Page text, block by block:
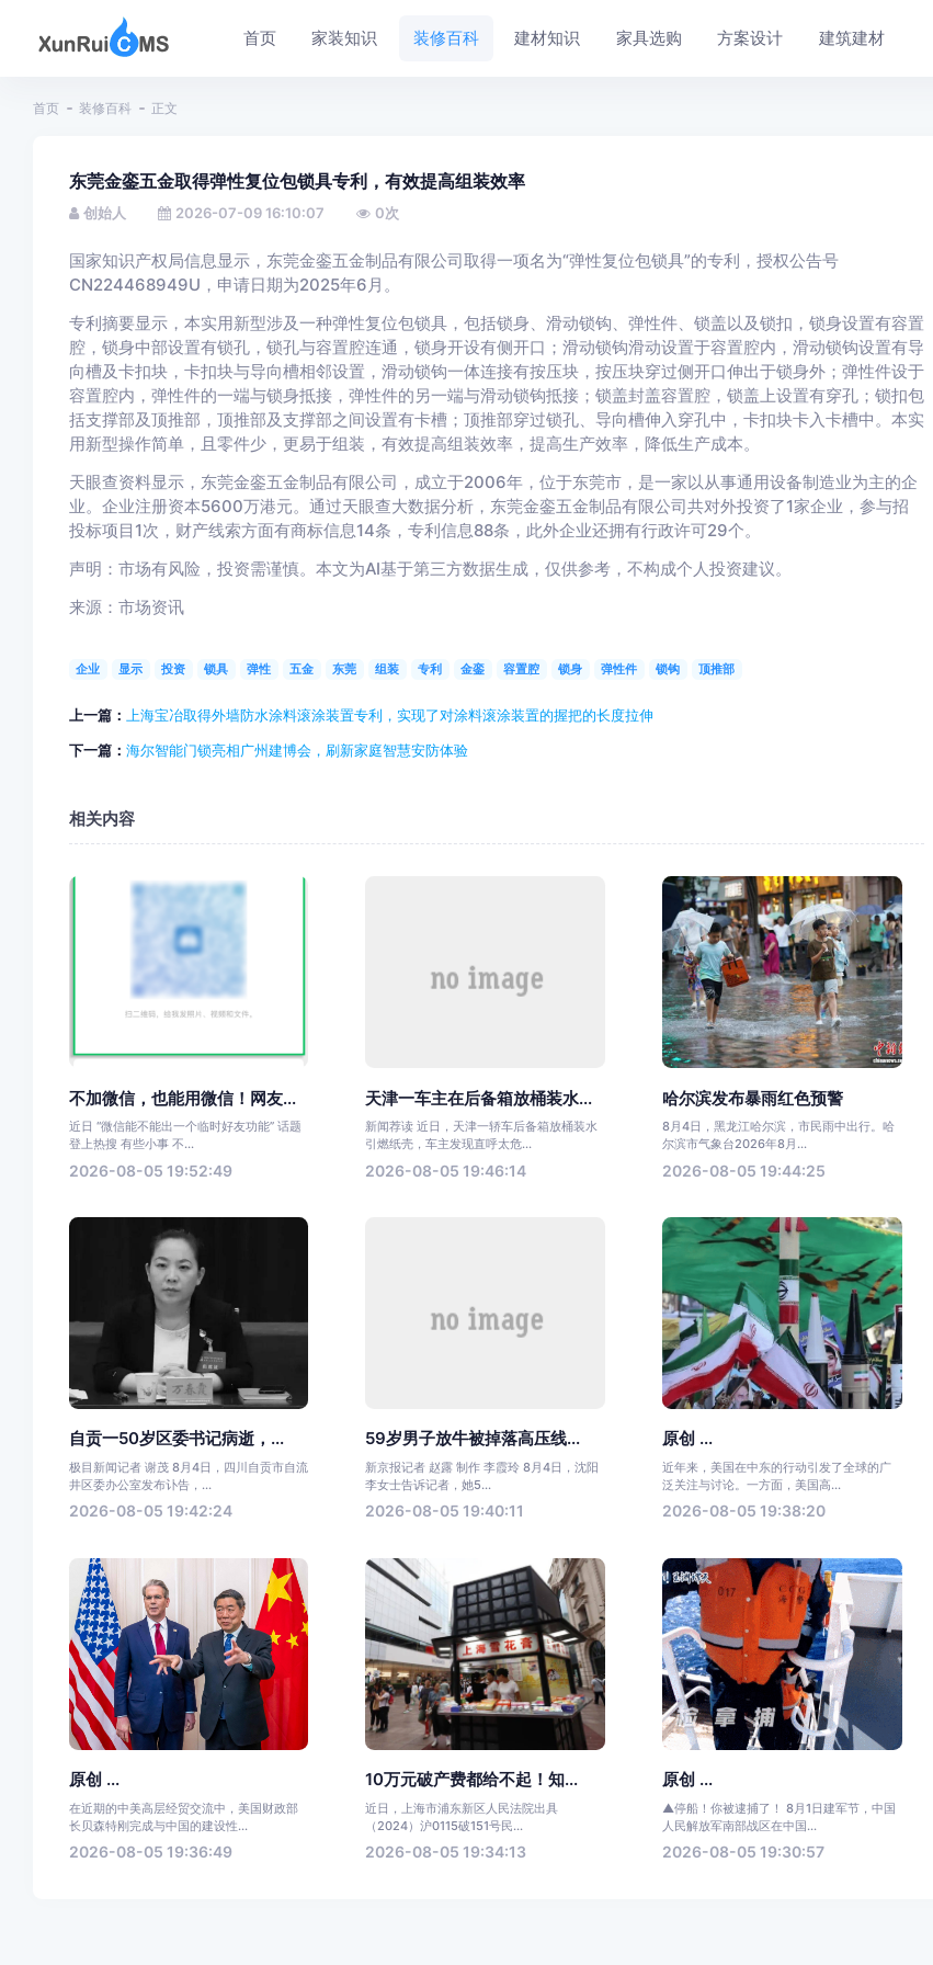
首页 家装知识 装修百科 建材知识 家具选购 方案设计 建筑建材
首页 装修百科 正文
东莞金銮五金取得弹性复位包锁具专利，有效提高组装效率
创始人 2026-07-09 16:10:07 0次
国家知识产权局信息显示，东莞金銮五金制品有限公司取得一项名为“弹性复位包锁具”的专利，授权公告号
CN224468949U，申请日期为2025年6月。
专利摘要显示，本实用新型涉及一种弹性复位包锁具，包括锁身、滑动锁钩、弹性件、锁盖以及锁扣，锁身设置有容置
腔，锁身中部设置有锁孔，锁孔与容置腔连通，锁身开设有侧开口；滑动锁钩滑动设置于容置腔内，滑动锁钩设置有导
向槽及卡扣块，卡扣块与导向槽相邻设置，滑动锁钩一体连接有按压块，按压块穿过侧开口伸出于锁身外；弹性件设于
容置腔内，弹性件的一端与锁身抵接，弹性件的另一端与滑动锁钩抵接；锁盖封盖容置腔，锁盖上设置有穿孔；锁扣包
括支撑部及顶推部，顶推部及支撑部之间设置有卡槽；顶推部穿过锁孔、导向槽伸入穿孔中，卡扣块卡入卡槽中。本实
用新型操作简单，且零件少，更易于组装，有效提高组装效率，提高生产效率，降低生产成本。
天眼查资料显示，东莞金銮五金制品有限公司，成立于2006年，位于东莞市，是一家以从事通用设备制造业为主的企
业。企业注册资本5600万港元。通过天眼查大数据分析，东莞金銮五金制品有限公司共对外投资了1家企业，参与招
投标项目1次，财产线索方面有商标信息14条，专利信息88条，此外企业还拥有行政许可29个。
声明：市场有风险，投资需谨慎。本文为AI基于第三方数据生成，仅供参考，不构成个人投资建议。
来源：市场资讯
企业 显示 投资 锁具 弹性 五金 东莞 组装 专利 金銮 容置腔 锁身 弹性件 锁钩 顶推部
上一篇：
上海宝冶取得外墙防水涂料滚涂装置专利，实现了对涂料滚涂装置的握把的长度拉伸
下一篇： 海尔智能门锁亮相广州建博会，刷新家庭智慧安防体验
相关内容
不加微信，也能用微信！网友...
近日 “微信能不能出一个临时好友功能” 话题
登上热搜 有些小事 不...
2026-08-05 19:52:49
天津一车主在后备箱放桶装水...
新闻荐读 近日，天津一轿车后备箱放桶装水
引燃纸壳，车主发现直呼太危...
2026-08-05 19:46:14
哈尔滨发布暴雨红色预警
8月4日，黑龙江哈尔滨，市民雨中出行。哈
尔滨市气象台2026年8月...
2026-08-05 19:44:25
自贡一50岁区委书记病逝，...
极目新闻记者 谢茂 8月4日，四川自贡市自流
井区委办公室发布讣告，...
2026-08-05 19:42:24
59岁男子放牛被掉落高压线...
新京报记者 赵露 制作 李霞玲 8月4日，沈阳
李女士告诉记者，她5...
2026-08-05 19:40:11
原创 ...
近年来，美国在中东的行动引发了全球的广
泛关注与讨论。一方面，美国高...
2026-08-05 19:38:20
原创 ...
在近期的中美高层经贸交流中，美国财政部
长贝森特刚完成与中国的建设性...
2026-08-05 19:36:49
10万元破产费都给不起！知...
近日，上海市浦东新区人民法院出具
（2024）沪0115破151号民...
2026-08-05 19:34:13
原创 ...
▲停船！你被逮捕了！ 8月1日建军节，中国
人民解放军南部战区在中国...
2026-08-05 19:30:57